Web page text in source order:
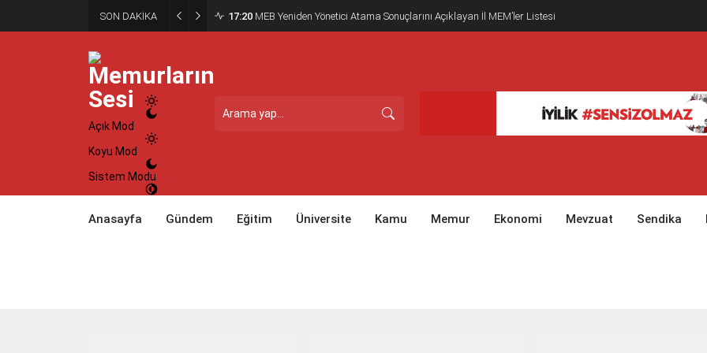
SON DAKİKA 17:20 MEB Yeniden Yönetici Atama Sonuçlarını Açıklayan İl MEM’ler Listesi
Açık Mod
Koyu Mod
Sistem Modu
Anasayfa Gündem Eğitim Üniversite Kamu Memur Ekonomi Mevzuat Sendika